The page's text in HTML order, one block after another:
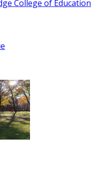
College of Education